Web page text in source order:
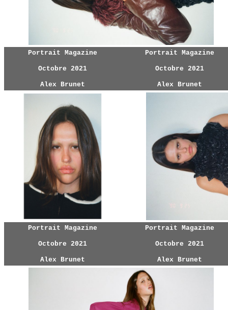
Portrait Magazine
Octobre 2021
Alex Brunet
Portrait Magazine
Octobre 2021
Alex Brunet
Portrait Magazine
Octobre 2021
Alex Brunet
Portrait Magazine
Octobre 2021
Alex Brunet